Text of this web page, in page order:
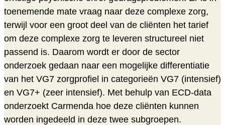
toenemende mate vraag naar deze complexe zorg,
terwijl voor een groot deel van de cliënten het tarief
om deze complexe zorg te leveren structureel niet
passend is. Daarom wordt er door de sector
onderzoek gedaan naar een mogelijke differentiatie
van het VG7 zorgprofiel in categorieën VG7 (intensief)
en VG7+ (zeer intensief). Met behulp van ECD-data
onderzoekt Carmenda hoe deze cliënten kunnen
worden ingedeeld in deze twee subgroepen.